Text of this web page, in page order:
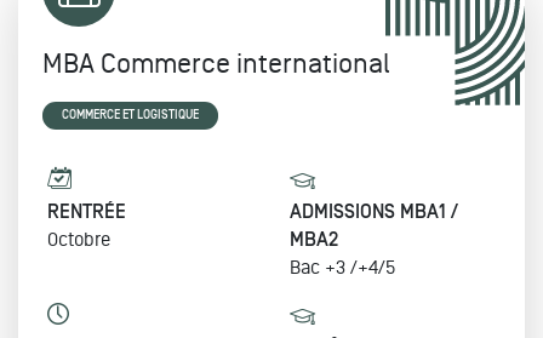
MBA Commerce international
COMMERCE ET LOGISTIQUE
RENTRÉE
Octobre
ADMISSIONS MBA1 /
MBA2
Bac +3 /+4/5